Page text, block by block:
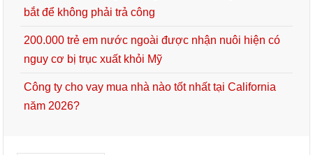
bắt để không phải trả công
200.000 trẻ em nước ngoài được nhận nuôi hiện có
nguy cơ bị trục xuất khỏi Mỹ
Công ty cho vay mua nhà nào tốt nhất tại California
năm 2026?